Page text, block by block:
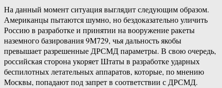
На данный момент ситуация выглядит следующим образом.
Американцы пытаются шумно, но бездоказательно уличить
Россию в разработке и принятии на вооружение ракеты
наземного базирования 9М729, чья дальность якобы
превышает разрешенные ДРСМД параметры. В свою очередь,
российская сторона укоряет Штаты в разработке ударных
беспилотных летательных аппаратов, которые, по мнению
Москвы, попадают под запрет в соответствии с ДРСМД.